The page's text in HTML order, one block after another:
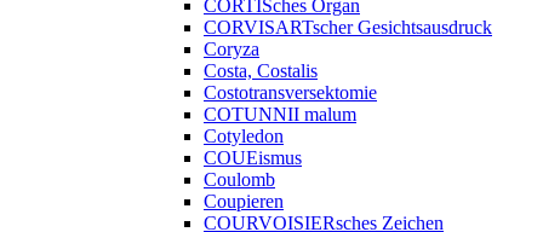
CORTISches Organ
CORVISARTscher Gesichtsausdruck
Coryza
Costa, Costalis
Costotransversektomie
COTUNNII malum
Cotyledon
COUEismus
Coulomb
Coupieren
COURVOISIERsches Zeichen